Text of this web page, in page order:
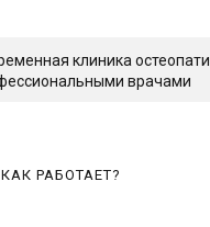
клиника
врачами
КАК РАБОТАЕТ?